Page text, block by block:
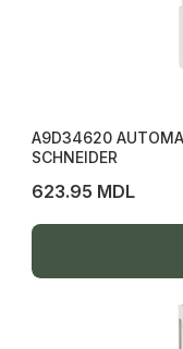
A9D34620
SCHNEIDER
623.95 MDL